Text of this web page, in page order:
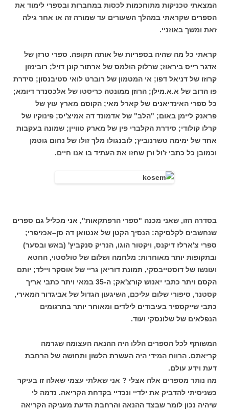
המצאתי טכניקות מתוחכמות לכסות במחברות ובספרי לימוד את
הספרים שקראתי במהלך השעורים עד שמורה זה או אחר גילה
זאת ומשך באוזניי.
קראתי כל מה שהיה בספריות של אותה תקופה. ספרי טרזן של
אדגר רייס ביראוז; שרלוק הולמס של ארתור קונן דויל; רובינזון
קרוזו של דניאל דפו; אי המטמון של רוברט לואי סטיבנסון; סידרת
פו הדוב של א.א.מילן; הרוזן ממונטה כריסטו של אלכסנדר דיומא;
כל ספרי האינדיאנים של קארל מאי; הקוסם מארץ עוץ של
פראנק ליימן באום; "הלב" של אדמונד דה אמיצ'יס; פינוקיו של
קרלו קולודי; סידרת הקלברי פין של מארק טוויין; שמונה בעקבות
אחד של ימימה טשרנוביץ; לובנגולו מלך זולו של נחום גוטמן
וכמובן כל כתבי ז'ול ורן שחזו את העתיד בו אנו חיים.
בסדרה הזו, שאני מכנה "ספרי הרפתקאות", אני מכליל גם ספרים
שנחשבים לקלסיקה: הנסיך הקטן של אנטואן דה סן–אכזיפרי;
ספרי צ'ארלז דיקנס, ויקטור הוגו, הנריק סנקביץ' (באש ובסער)
ובתקופות יותר מאוחרות: מלחמה ושלום של טולסטוי, החטא
ועונשו של דוסטייבסקי, תמונת דוריאן גריי של אוסקר ויילד; יותם
הקסם ויתר כתבי יאנוש קורצ'אק; ה-35 במאי ויתר כתבי אריך
קסטנר, סיפורי שלום עליכם, השיגעון הגדול של אביגדור המאירי,
כתבי שייקספיר בעיבודים לילדים ומאוחר יותר בתרגומים
הנפלאים של שלונסקי ועוד.
המשותף לכל הספרים הללו היה ההנאה העצומה שגרמה
קריאתם. הרווח המידי היה העשרת הלשון ותחושה של הרחבת
דעת וידע עולם.
מה נותר מספרים אלה אצלי ? אני שאלתי עצמי שאלה זו בעיקר
כשניסיתי להדביק את ילדיי ונכדיי בקדחת הקריאה. נדמה לי
שיהיה נכון לומר שבצד ההנאה והרחבת הדעת מעניקה הקריאה